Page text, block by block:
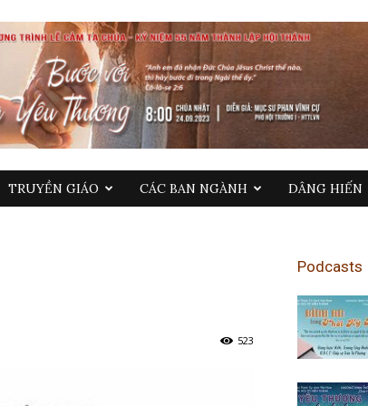
TRUYỀN GIÁO CÁC BAN NGÀNH DÂNG HIẾN
523
Podcasts